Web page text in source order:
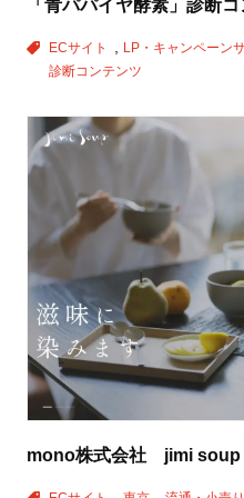
「青パパイヤ酵素」診断
ECサイト LP・キャンペーン
診断コンテンツ
mono株式会社 jimi